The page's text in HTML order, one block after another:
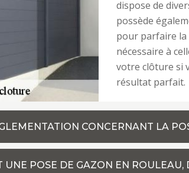
dispose de
possède
pour parfaire la
nécessaire à
votre clôture si
résultat parfait.
CONCERNANT LA
UNE POSE DE GAZON EN ROULEAU,